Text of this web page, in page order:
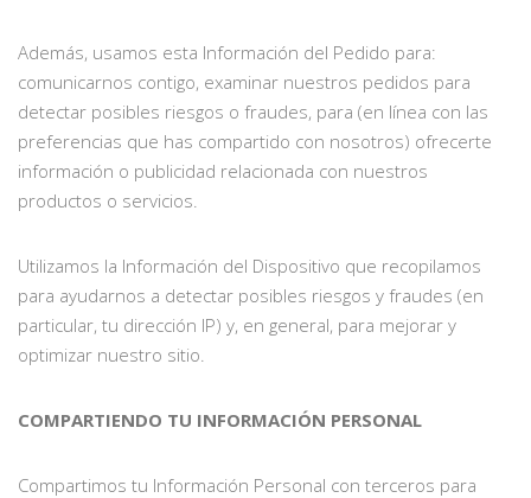
Además, usamos esta Información del Pedido para:
comunicarnos contigo, examinar nuestros pedidos para
detectar posibles riesgos o fraudes, para (en línea con las
preferencias que has compartido con nosotros) ofrecerte
información o publicidad relacionada con nuestros
productos o servicios.
Utilizamos la Información del Dispositivo que recopilamos
para ayudarnos a detectar posibles riesgos y fraudes (en
particular, tu dirección IP) y, en general, para mejorar y
optimizar nuestro sitio.
COMPARTIENDO TU INFORMACIÓN PERSONAL
Compartimos tu Información Personal con terceros para